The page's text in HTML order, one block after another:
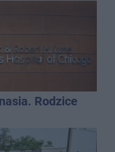
Rodzice